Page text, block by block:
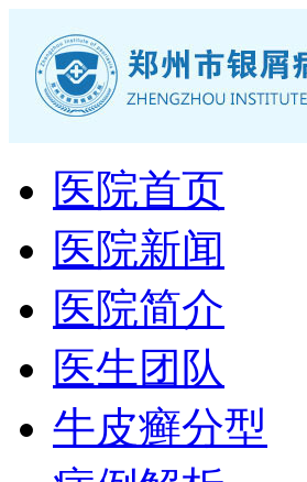
医院首页
医院新闻
医院简介
医生团队
牛皮癣分型